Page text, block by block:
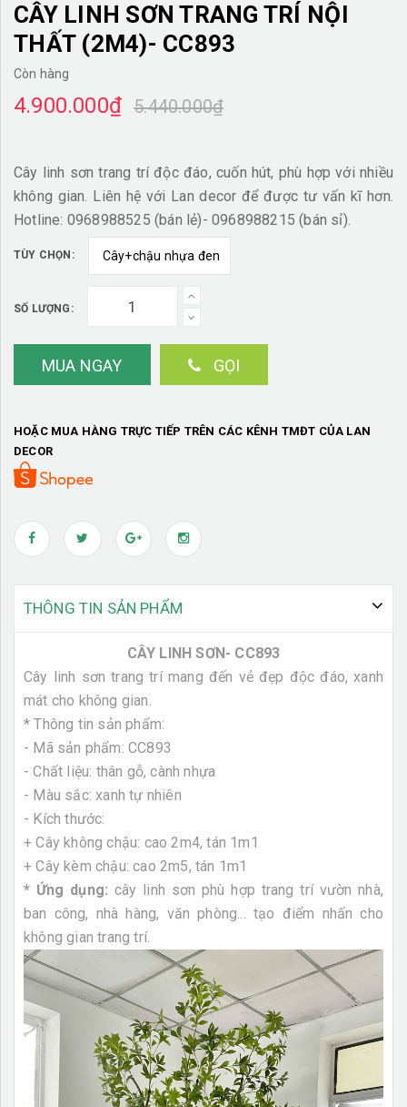
CÂY LINH SƠN TRANG TRÍ NỘI
THẤT (2M4)- CC893
Còn hàng
4.900.000₫ 5.440.000₫
Cây linh sơn trang trí độc đáo, cuốn hút, phù hợp với nhiều
không gian. Liên hệ với Lan decor để được tư vấn kĩ hơn.
Hotline: 0968988525 (bán lẻ)- 0968988215 (bán sỉ).
TÙY CHỌN:
SỐ LƯỢNG:
MUA NGAY GỌI
HOẶC MUA HÀNG TRỰC TIẾP TRÊN CÁC KÊNH TMĐT CỦA LAN
DECOR
THÔNG TIN SẢN PHẨM
CÂY LINH SƠN- CC893
Cây linh sơn trang trí mang đến vẻ đẹp độc đáo, xanh
mát cho không gian.
* Thông tin sản phẩm:
- Mã sản phẩm: CC893
- Chất liệu: thân gỗ, cành nhựa
- Màu sắc: xanh tự nhiên
- Kích thước:
+ Cây không chậu: cao 2m4, tán 1m1
+ Cây kèm chậu: cao 2m5, tán 1m1
* Ứng dụng: cây linh sơn phù hợp trang trí vườn nhà,
ban công, nhà hàng, văn phòng... tạo điểm nhấn cho
không gian trang trí.